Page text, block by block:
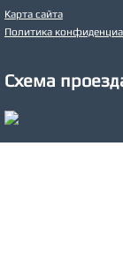
Карта сайта
Политика
Схема